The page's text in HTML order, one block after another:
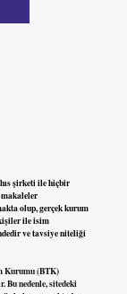
şirketi ile hiçbir
makaleler
olup, gerçek kurum
ile isim
ve tavsiye niteliği
Kurumu (BTK)
Bu nedenle, sitedeki